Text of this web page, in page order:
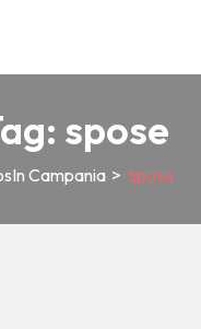
spose
Campania > Spose